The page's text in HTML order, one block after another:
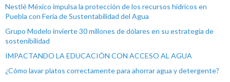
Nestlé México impulsa la protección de los recursos hídricos en
Puebla con Feria de Sustentabilidad del Agua
Grupo Modelo invierte 30 millones de dólares en su estrategia de
sostenibilidad
IMPACTANDO LA EDUCACIÓN CON ACCESO AL AGUA
¿Cómo lavar platos correctamente para ahorrar agua y detergente?